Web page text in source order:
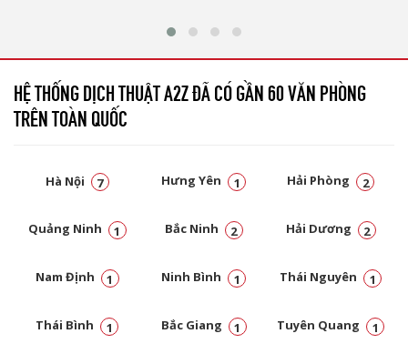
HỆ THỐNG DỊCH THUẬT A2Z ĐÃ CÓ GẦN 60 VĂN PHÒNG
TRÊN TOÀN QUỐC
Hà Nội 7 Hưng Yên 1 Hải Phòng 2
Quảng Ninh 1 Bắc Ninh 2 Hải Dương 2
Nam Định 1 Ninh Bình 1 Thái Nguyên 1
Thái Bình 1 Bắc Giang 1 Tuyên Quang 1